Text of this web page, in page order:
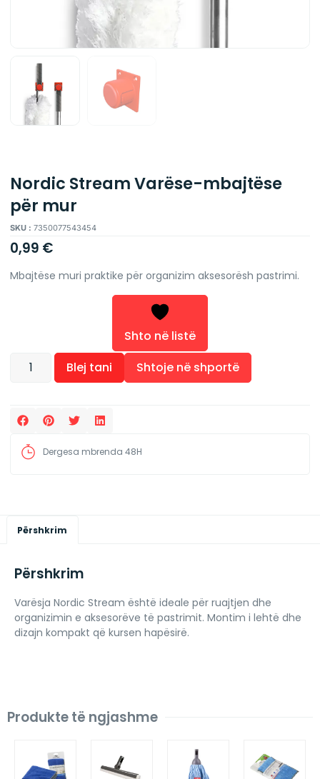
Nordic Stream Varëse-mbajtëse
për mur
SKU : 7350077543454
0,99 €
Mbajtëse muri praktike për organizim aksesorësh pastrimi.
Shto në listë
Blej tani
Shtoje në shportë
Dergesa mbrenda 48H
Përshkrim
Përshkrim
Varësja Nordic Stream është ideale për ruajtjen dhe
organizimin e aksesorëve të pastrimit. Montim i lehtë dhe
dizajn kompakt që kursen hapësirë.
Produkte të ngjashme